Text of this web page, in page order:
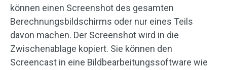
können einen Screenshot des gesamten
Berechnungsbildschirms oder nur eines Teils
davon machen. Der Screenshot wird in die
Zwischenablage kopiert. Sie können den
Screencast in eine Bildbearbeitungssoftware wie